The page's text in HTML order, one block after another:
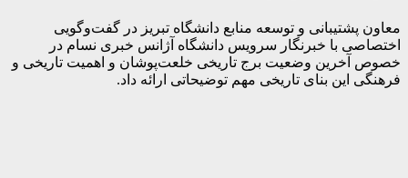
معاون پشتیبانی و توسعه منابع دانشگاه تبریز در گفت‌وگویی
اختصاصی با خبرنگار سرویس دانشگاه آژانس خبری نسام در
خصوص آخرین وضعیت برج تاریخی خلعت‌پوشان و اهمیت تاریخی و
فرهنگی این بنای تاریخی مهم توضیحاتی ارائه داد.